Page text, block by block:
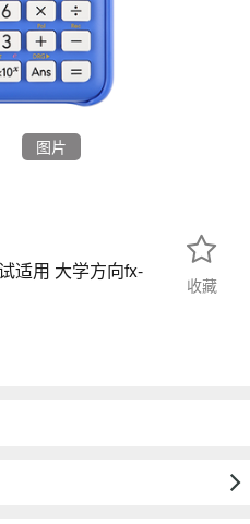
图片
适用 大学方向fx-
收藏